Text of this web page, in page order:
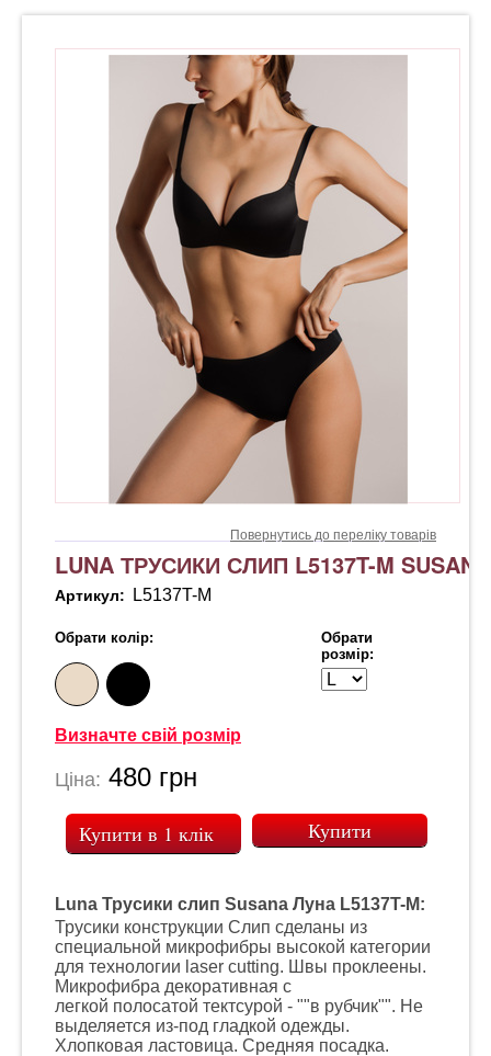
Повернутись до переліку товарів
LUNA ТРУСИКИ СЛИП L5137T-M SUSANA
Артикул: L5137T-M
Обрати колір:
Обрати
розмір:
Визначте свій розмір
Ціна: 480 грн
Купити в 1 клік
Luna Трусики слип Susana Луна L5137T-M:
Трусики конструкции Слип сделаны из
специальной микрофибры высокой категории
для технологии laser cutting. Швы проклеены.
Микрофибра декоративная с
легкой полосатой тектсурой - ""в рубчик"". Не
выделяется из-под гладкой одежды.
Хлопковая ластовица. Средняя посадка.